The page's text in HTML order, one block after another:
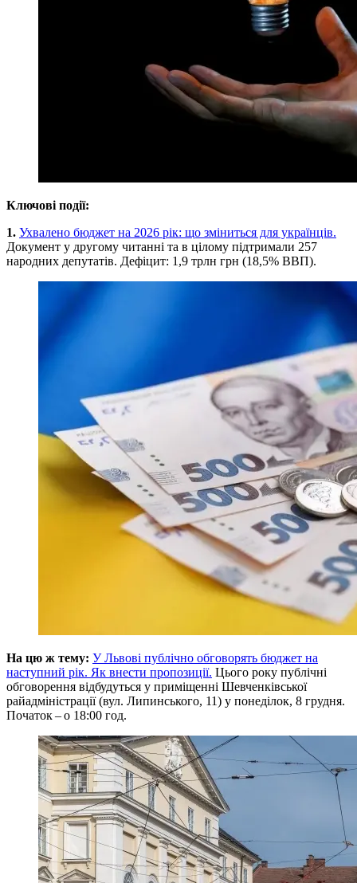
Ключові події:
1. Ухвалено бюджет на 2026 рік: що зміниться для українців.
Документ у другому читанні та в цілому підтримали 257
народних депутатів. Дефіцит: 1,9 трлн грн (18,5% ВВП).
На цю ж тему: У Львові публічно обговорять бюджет на
наступний рік. Як внести пропозиції. Цього року публічні
обговорення відбудуться у приміщенні Шевченківської
райадміністрації (вул. Липинського, 11) у понеділок, 8 грудня.
Початок – о 18:00 год.